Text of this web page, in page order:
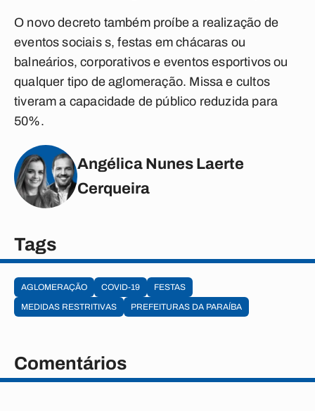
O novo decreto também proíbe a realização de
eventos sociais s, festas em chácaras ou
balneários, corporativos e eventos esportivos ou
qualquer tipo de aglomeração. Missa e cultos
tiveram a capacidade de público reduzida para
50%.
Angélica Nunes Laerte
Cerqueira
Tags
AGLOMERAÇÃO COVID-19
FESTAS
MEDIDAS RESTRITIVAS
PREFEITURAS DA PARAÍBA
Comentários